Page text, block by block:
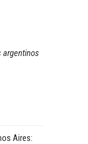
argentinos
Aires: